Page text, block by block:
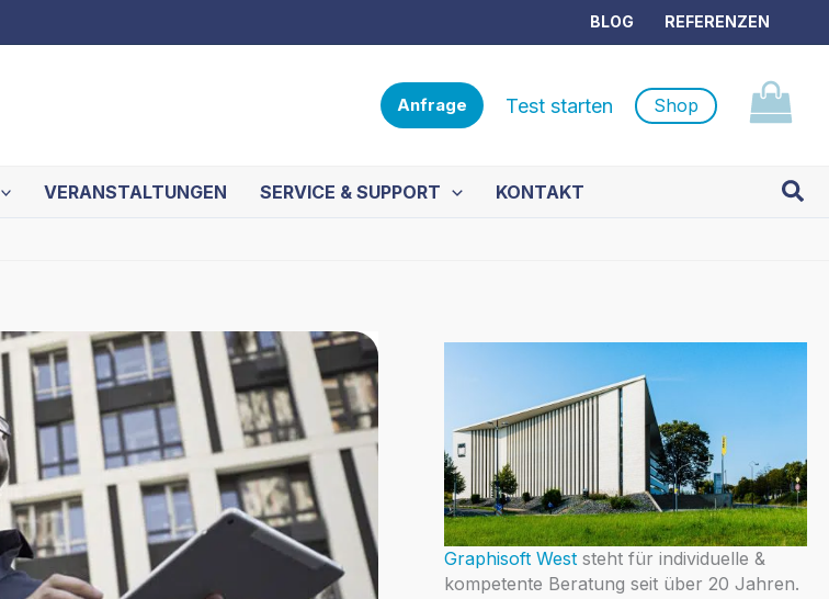
BLOG REFERENZEN
Anfrage Test starten Shop
VERANSTALTUNGEN SERVICE & SUPPORT KONTAKT
Graphisoft Weststeht für individuelle &
kompetente Beratung seit über 20 Jahren.